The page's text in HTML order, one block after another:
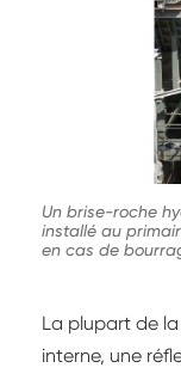
Un brise-roche
installé au
en cas de
La plupart de
interne, une